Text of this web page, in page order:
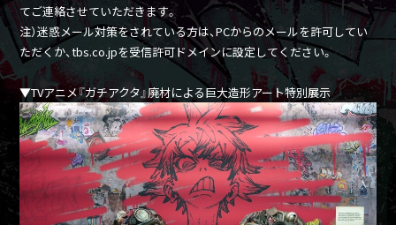
てご連絡させていただきます。
注）迷惑メール対策をされている方は、PCからのメールを許可してい
ただくか、tbs.co.jpを受信許可ドメインに設定してください。
▼TVアニメ『ガチアクタ』廃材による巨大造形アート特別展示